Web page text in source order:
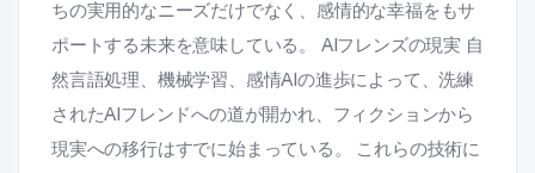
ちの実用的なニーズだけでなく、感情的な幸福をもサ
ポートする未来を意味している。 AIフレンズの現実 自
然言語処理、機械学習、感情AIの進歩によって、洗練
されたAIフレンドへの道が開かれ、フィクションから
現実への移行はすでに始まっている。 これらの技術に